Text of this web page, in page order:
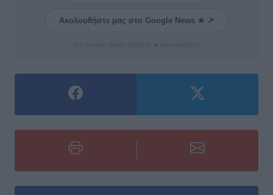
Ακολουθήστε μας στο Google News ★ ↗